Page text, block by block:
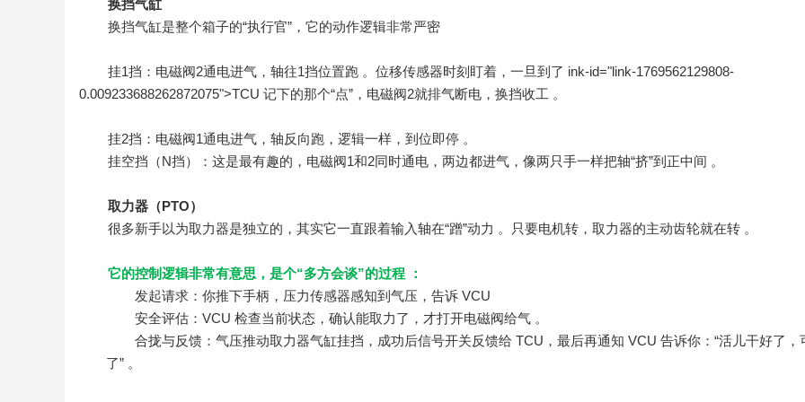
换挡气缸
换挡气缸是整个箱子的“执行官”，它的动作逻辑非常严密
挂1挡：电磁阀2通电进气，轴往1挡位置跑 。位移传感器时刻盯着，一旦到了 ink-id="link-1769562129808-
0.009233688262872075">TCU 记下的那个“点”，电磁阀2就排气断电，换挡收工 。
挂2挡：电磁阀1通电进气，轴反向跑，逻辑一样，到位即停 。
挂空挡（N挡）：这是最有趣的，电磁阀1和2同时通电，两边都进气，像两只手一样把轴“挤”到正中间 。
取力器（PTO）
很多新手以为取力器是独立的，其实它一直跟着输入轴在“蹭”动力 。只要电机转，取力器的主动齿轮就在转 。
它的控制逻辑非常有意思，是个“多方会谈”的过程 ：
发起请求：你推下手柄，压力传感器感知到气压，告诉 VCU
安全评估：VCU 检查当前状态，确认能取力了，才打开电磁阀给气 。
合拢与反馈：气压推动取力器气缸挂挡，成功后信号开关反馈给 TCU，最后再通知 VCU 告诉你：“活儿干好了，
了” 。